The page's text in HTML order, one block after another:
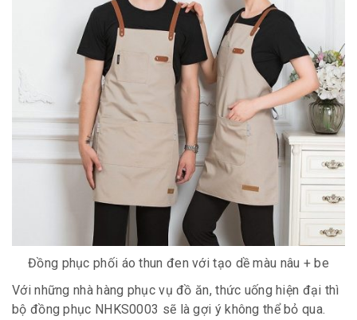
Đồng phục phối áo thun đen với tạo dề màu nâu + be
Với những nhà hàng phục vụ đồ ăn, thức uống hiện đại thì
bộ đồng phục NHKS0003 sẽ là gợi ý không thể bỏ qua.